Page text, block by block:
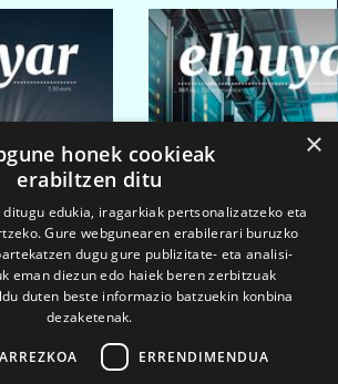
×
honek cookieak
erabiltzen ditu
edukia, iragarkiak pertsonalizatzeko eta
Gure webgunearen erabilerari buruzko
dugu gure publizitate- eta analisi-
eman diezun edo haiek beren zerbitzuak
duten beste informazio batzuekin konbina
dezaketenak.
ERRENDIMENDUA